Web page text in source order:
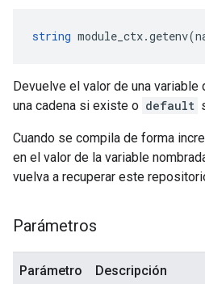
string
Devuelve el valor de una variable
una cadena si existe o default
Cuando se compila de forma
en el valor de la variable
vuelva a recuperar este
Parámetros
Parámetro Descripción